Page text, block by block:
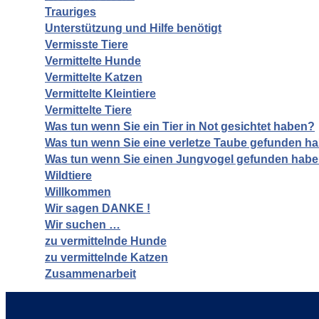
Trauriges
Unterstützung und Hilfe benötigt
Vermisste Tiere
Vermittelte Hunde
Vermittelte Katzen
Vermittelte Kleintiere
Vermittelte Tiere
Was tun wenn Sie ein Tier in Not gesichtet haben?
Was tun wenn Sie eine verletze Taube gefunden
Was tun wenn Sie einen Jungvogel gefunden
Wildtiere
Willkommen
Wir sagen DANKE !
Wir suchen …
zu vermittelnde Hunde
zu vermittelnde Katzen
Zusammenarbeit